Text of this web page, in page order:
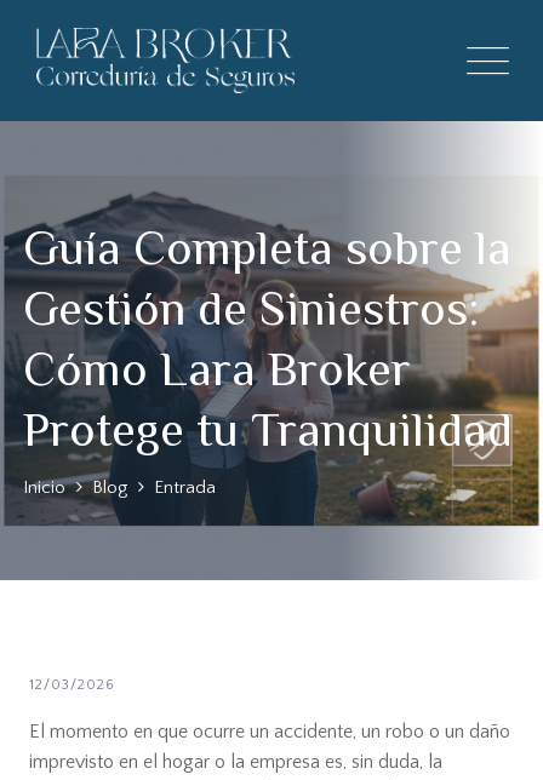
Guía Completa sobre la
Gestión de Siniestros:
Cómo Lara Broker
Protege tu Tranquilidad
Inicio Blog Entrada
12/03/2026
El momento en que ocurre un accidente, un robo o un daño
imprevisto en el hogar o la empresa es, sin duda, la